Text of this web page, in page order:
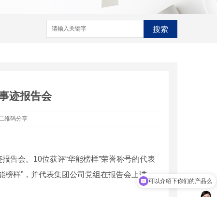
搜索
迹报告会
维码分享
告会。10位获评“华能榜样”荣誉称号的代表
榜样”，并代表集团公司党组在报告会上讲
可以介绍下你们的产品么